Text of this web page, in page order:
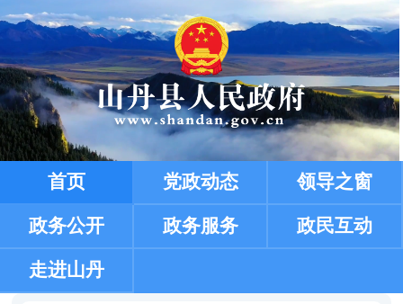
首页 党政动态 领导之窗
政务公开 政务服务 政民互动
走进山丹